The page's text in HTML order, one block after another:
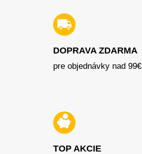
DOPRAVA ZDARMA
pre objednávky nad 99€
TOP AKCIE